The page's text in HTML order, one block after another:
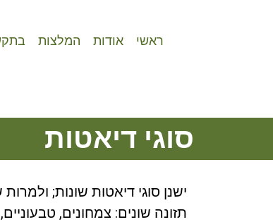
ראשי אודות המלצות
סוגי דיאטות
ישנן סוגי דיאטות שונות;
תזונה שונים: צמחונים, טבעוניים, אלרגיים